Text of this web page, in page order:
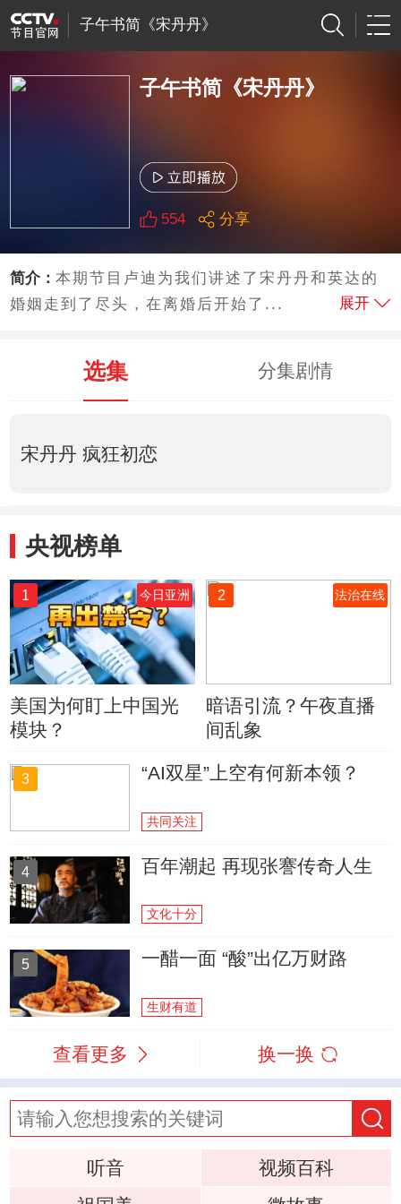
子午书简《宋丹丹》
子午书简《宋丹丹》
554 分享
简介：本期节目卢迪为我们讲述了宋丹丹和英达的
婚姻走到了尽头，在离婚后开始了...
展开
选集 分集剧情
宋丹丹 疯狂初恋
央视榜单
1 今日亚洲
美国为何盯上中国光
模块？
2 法治在线
暗语引流？午夜直播
间乱象
3 “AI双星”上空有何新本领？
共同关注
4 百年潮起 再现张謇传奇人生
文化十分
5 一醋一面 “酸”出亿万财路
生财有道
查看更多 换一换
听音
视频百科